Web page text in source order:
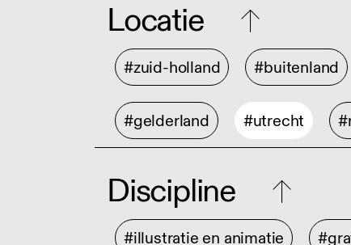
Locatie
#zuid-holland #buitenland
#gelderland #utrecht
Discipline
#illustratie en animatie